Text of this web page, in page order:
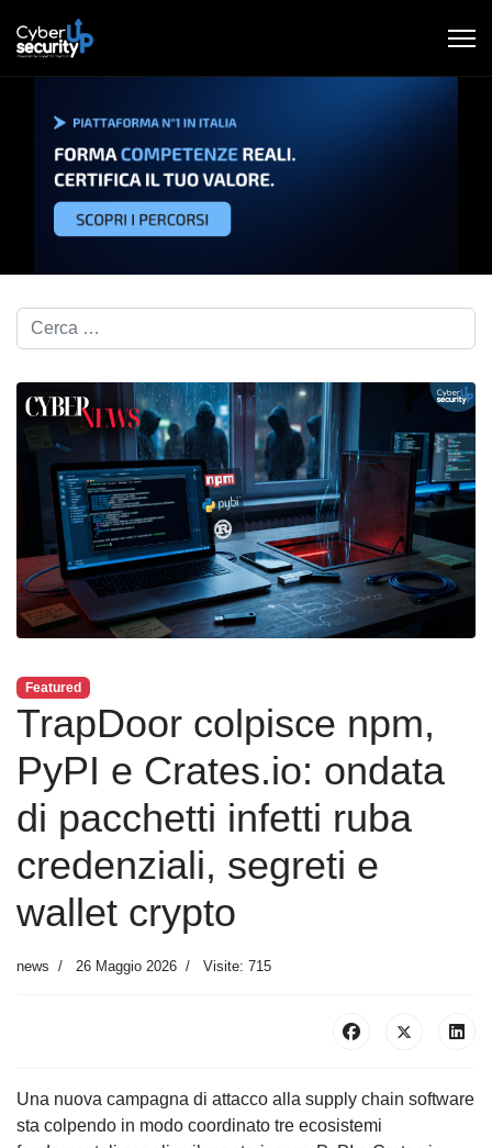
Cerca nel blog...
Featured
TrapDoor colpisce npm,
PyPI e Crates.io: ondata
di pacchetti infetti ruba
credenziali, segreti e
wallet crypto
news 26 Maggio 2026 Visite: 715
Una nuova campagna di attacco alla supply chain software
sta colpendo in modo coordinato tre ecosistemi